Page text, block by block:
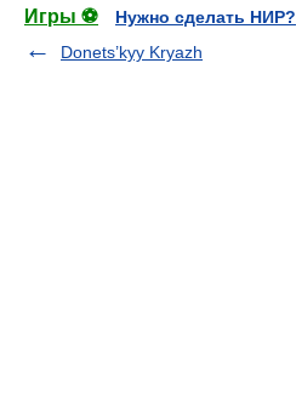
Игры ⚽
Нужно сделать НИР?
Donets’kyy Kryazh